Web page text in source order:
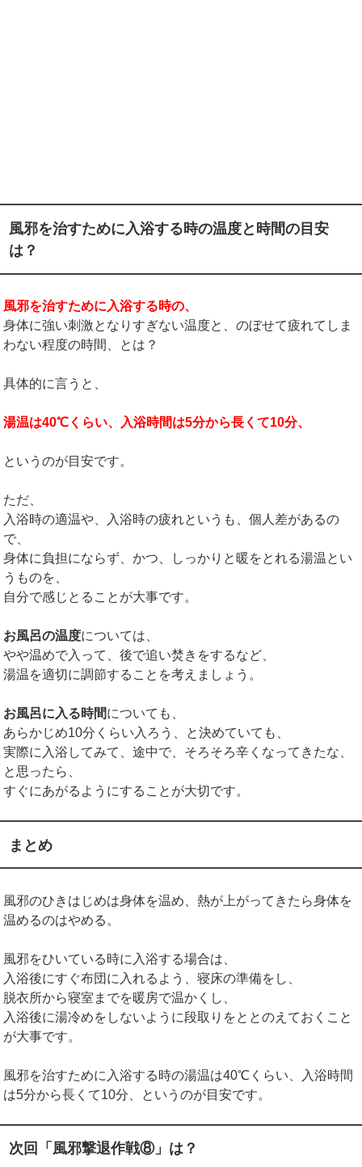
風邪を治すために入浴する時の温度と時間の目安
は？
風邪を治すために入浴する時の、
身体に強い刺激となりすぎない温度と、のぼせて疲れてしま
わない程度の時間、とは？
具体的に言うと、
湯温は40℃くらい、入浴時間は5分から長くて10分、
というのが目安です。
ただ、
入浴時の適温や、入浴時の疲れというも、個人差があるの
で、
身体に負担にならず、かつ、しっかりと暖をとれる湯温とい
うものを、
自分で感じとることが大事です。
お風呂の温度については、
やや温めで入って、後で追い焚きをするなど、
湯温を適切に調節することを考えましょう。
お風呂に入る時間についても、
あらかじめ10分くらい入ろう、と決めていても、
実際に入浴してみて、途中で、そろそろ辛くなってきたな、
と思ったら、
すぐにあがるようにすることが大切です。
まとめ
風邪のひきはじめは身体を温め、熱が上がってきたら身体を
温めるのはやめる。
風邪をひいている時に入浴する場合は、
入浴後にすぐ布団に入れるよう、寝床の準備をし、
脱衣所から寝室までを暖房で温かくし、
入浴後に湯冷めをしないように段取りをととのえておくこと
が大事です。
風邪を治すために入浴する時の湯温は40℃くらい、入浴時間
は5分から長くて10分、というのが目安です。
次回「風邪撃退作戦⑧」は？